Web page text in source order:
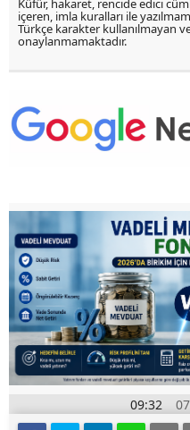
Küfür, hakaret, rencide edici
içeren, imla kuralları ile
Türkçe karakter kullanılmayan
onaylanmamaktadır.
09:32